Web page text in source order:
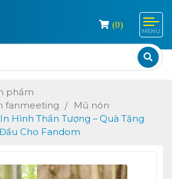
(0)
MENU
phẩm
fanmeeting
Mũ nón
Hình Thần Tượng – Quà Tặng
Cho Fandom